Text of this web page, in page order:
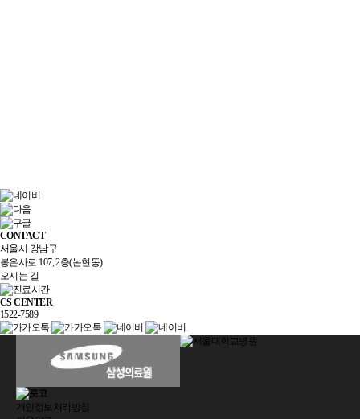
CONTACT
서울시 강남구
봉은사로 107, 2층(논현동)
오시는 길
CS CENTER
1522-7589
개인정보처리방침